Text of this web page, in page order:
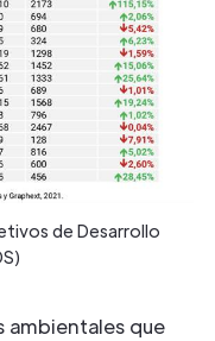
de Desarrollo
ambientales que